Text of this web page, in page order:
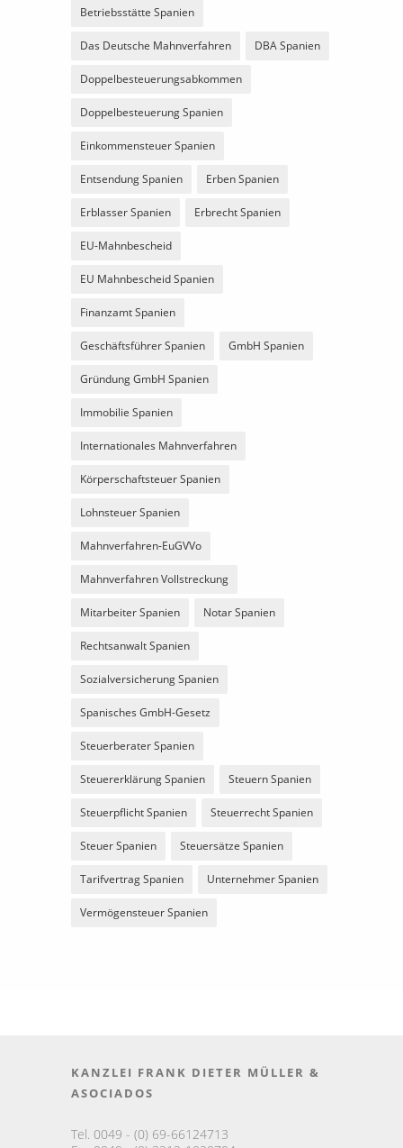
Betriebsstätte Spanien
Das Deutsche Mahnverfahren DBA Spanien
Doppelbesteuerungsabkommen
Doppelbesteuerung Spanien
Einkommensteuer Spanien
Entsendung Spanien Erben Spanien
Erblasser Spanien Erbrecht Spanien
EU-Mahnbescheid
EU Mahnbescheid Spanien
Finanzamt Spanien
Geschäftsführer Spanien GmbH Spanien
Gründung GmbH Spanien
Immobilie Spanien
Internationales Mahnverfahren
Körperschaftsteuer Spanien
Lohnsteuer Spanien
Mahnverfahren-EuGVVo
Mahnverfahren Vollstreckung
Mitarbeiter Spanien Notar Spanien
Rechtsanwalt Spanien
Sozialversicherung Spanien
Spanisches GmbH-Gesetz
Steuerberater Spanien
Steuererklärung Spanien Steuern Spanien
Steuerpflicht Spanien Steuerrecht Spanien
Steuer Spanien Steuersätze Spanien
Tarifvertrag Spanien Unternehmer Spanien
Vermögensteuer Spanien
KANZLEI FRANK DIETER MÜLLER &
ASOCIADOS
Tel. 0049 - (0) 69-66124713